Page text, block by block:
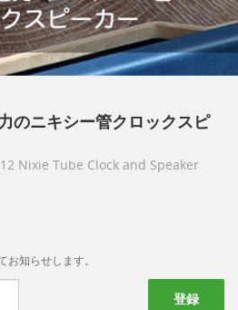
のニキシー管クロックスピ
Nixie Tube Clock and Speaker
知らせします。
登録